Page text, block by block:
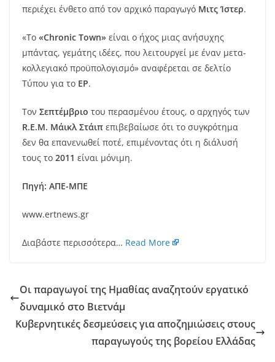
περιέχει ένθετο από τον αρχικό παραγωγό Μιτς Ίστερ.
«Το «Chronic Town» είναι ο ήχος μιας ανήσυχης
μπάντας, γεμάτης ιδέες, που λειτουργεί με έναν μετα-
κολλεγιακό προϋπολογισμό» αναφέρεται σε δελτίο
Τύπου για το EP.
Τον Σεπτέμβριο του περασμένου έτους, ο αρχηγός των
R.E.M. Μάικλ Στάιπ επιβεβαίωσε ότι το συγκρότημα
δεν θα επανενωθεί ποτέ, επιμένοντας ότι η διάλυσή
τους το 2011 είναι μόνιμη.
Πηγή: ΑΠΕ-ΜΠΕ
www.ertnews.gr
Διαβάστε περισσότερα… Read More
Οι παραγωγοί της Ημαθίας αναζητούν εργατικό
δυναμικό στο Βιετνάμ
Κυβερνητικές δεσμεύσεις για αποζημιώσεις στους
παραγωγούς της βορείου Ελλάδας